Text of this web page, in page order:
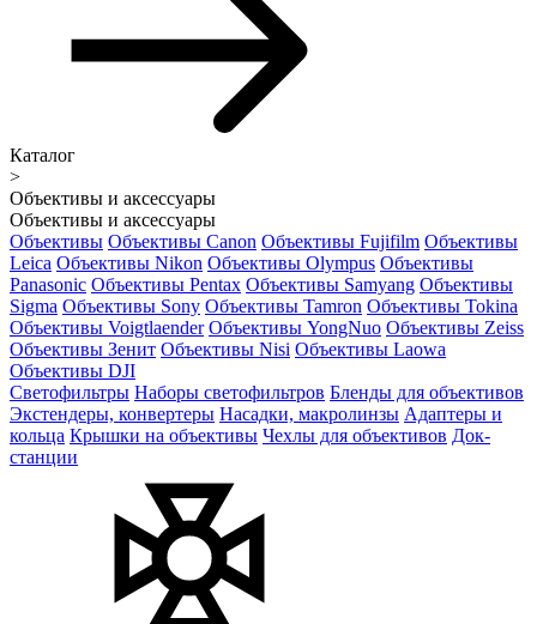
Каталог
>
Объективы и аксессуары
Объективы и аксессуары
Объективы Объективы Canon Объективы Fujifilm Объективы
Leica Объективы Nikon Объективы Olympus Объективы
Panasonic Объективы Pentax Объективы Samyang Объективы
Sigma Объективы Sony Объективы Tamron Объективы Tokina
Объективы Voigtlaender Объективы YongNuo Объективы Zeiss
Объективы Зенит Объективы Nisi Объективы Laowa
Объективы DJI
Светофильтры Наборы светофильтров Бленды для объективов
Экстендеры, конвертеры Насадки, макролинзы Адаптеры и
кольца Крышки на объективы Чехлы для объективов Док-
станции